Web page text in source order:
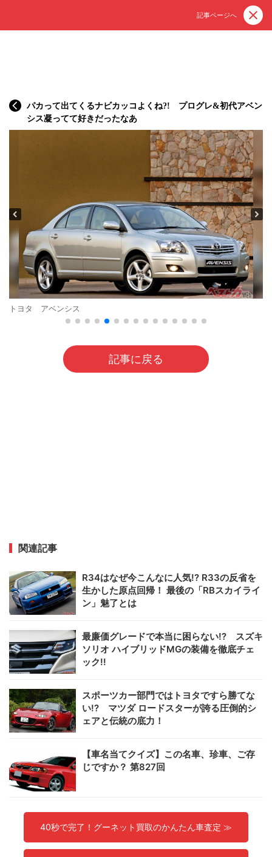
記事ページへ
パカって出てくるナビカッコよくね?! プログレ&初代アベン
シス凝ってて好きだったなあ
トヨタ アベンシス
記事に戻る
関連記事
R34はなぜ今こんなに人気!? R33の反省を
生かした原点回帰！ 最後の「RBスカイライ
ン」魅了とは
最廉価グレードで本当に困らない!? スズキ
ソリオ ハイブリッドMGの装備を徹底チェ
ック!!
スポーツカー部門ではトヨタですら勝てな
い!? マツダ ロードスターが誇る圧倒的シ
ェアと伝統の底力！
【車名当てクイズ】この名車、珍車、ご存
じですか？ 第827回
40秒で完了！グーネット買取のかんたん車査定 ≫